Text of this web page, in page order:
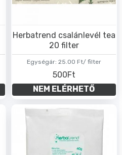
Egységár: 25.00 Ft/ filter
Herbatrend csalánlevél tea
20 filter
500Ft
NEM ELÉRHETŐ